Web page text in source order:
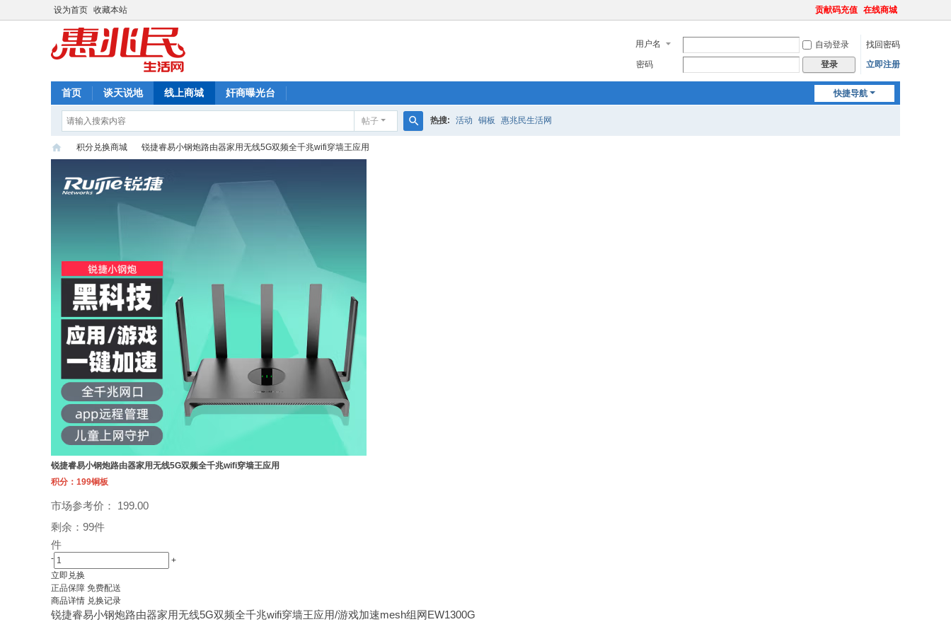
设为首页 收藏本站 贡献码充值 在线商城
用户名 自动登录
找回密码
密码
登录 立即注册
快捷导航
首页 谈天说地 线上商城 奸商曝光台
帖子 热搜: 活动 铜板 惠兆民生活网
积分兑换商城 锐捷睿易小钢炮路由器家用无线5G双频全千兆wifi穿墙王应用
锐捷睿易小钢炮路由器家用无线5G双频全千兆wifi穿墙王应用
积分：199铜板
市场参考价： 199.00
剩余：99件
件
-
+
立即兑换
正品保障 免费配送
商品详情 兑换记录
锐捷睿易小钢炮路由器家用无线5G双频全千兆wifi穿墙王应用/游戏加速mesh组网EW1300G